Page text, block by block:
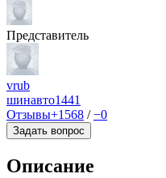
Представитель
vrub
шинавто1441
Отзывы+1568 /−0
Задать вопрос
Описание